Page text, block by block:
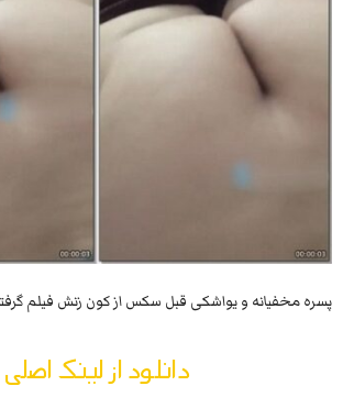
پسره مخفیانه و یواشکی قبل سکس از کون زنش فیلم
دانلود از لینک اصلی